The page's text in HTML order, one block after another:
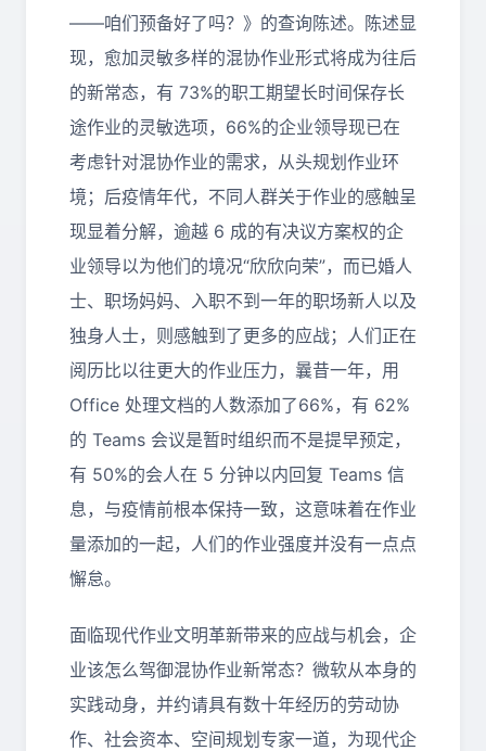
——咱们预备好了吗？》的查询陈述。陈述显
现，愈加灵敏多样的混协作业形式将成为往后
的新常态，有 73%的职工期望长时间保存长
途作业的灵敏选项，66%的企业领导现已在
考虑针对混协作业的需求，从头规划作业环
境；后疫情年代，不同人群关于作业的感触呈
现显着分解，逾越 6 成的有决议方案权的企
业领导以为他们的境况“欣欣向荣”，而已婚人
士、职场妈妈、入职不到一年的职场新人以及
独身人士，则感触到了更多的应战；人们正在
阅历比以往更大的作业压力，曩昔一年，用
Office 处理文档的人数添加了66%，有 62%
的 Teams 会议是暂时组织而不是提早预定，
有 50%的会人在 5 分钟以内回复 Teams 信
息，与疫情前根本保持一致，这意味着在作业
量添加的一起，人们的作业强度并没有一点点
懈怠。
面临现代作业文明革新带来的应战与机会，企
业该怎么驾御混协作业新常态？微软从本身的
实践动身，并约请具有数十年经历的劳动协
作、社会资本、空间规划专家一道，为现代企